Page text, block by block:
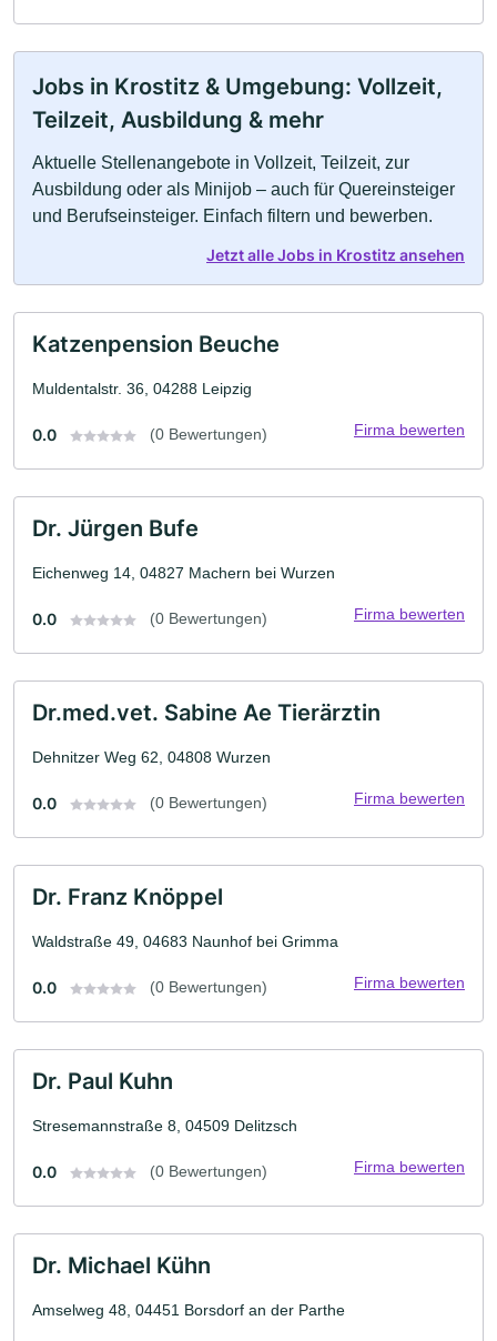
Jobs in Krostitz & Umgebung: Vollzeit,
Teilzeit, Ausbildung & mehr
Aktuelle Stellenangebote in Vollzeit, Teilzeit, zur
Ausbildung oder als Minijob – auch für Quereinsteiger
und Berufseinsteiger. Einfach filtern und bewerben.
Jetzt alle Jobs in Krostitz ansehen
Katzenpension Beuche
Muldentalstr. 36, 04288 Leipzig
0.0 (0 Bewertungen) Firma bewerten
Dr. Jürgen Bufe
Eichenweg 14, 04827 Machern bei Wurzen
0.0 (0 Bewertungen) Firma bewerten
Dr.med.vet. Sabine Ae Tierärztin
Dehnitzer Weg 62, 04808 Wurzen
0.0 (0 Bewertungen) Firma bewerten
Dr. Franz Knöppel
Waldstraße 49, 04683 Naunhof bei Grimma
0.0 (0 Bewertungen) Firma bewerten
Dr. Paul Kuhn
Stresemannstraße 8, 04509 Delitzsch
0.0 (0 Bewertungen) Firma bewerten
Dr. Michael Kühn
Amselweg 48, 04451 Borsdorf an der Parthe